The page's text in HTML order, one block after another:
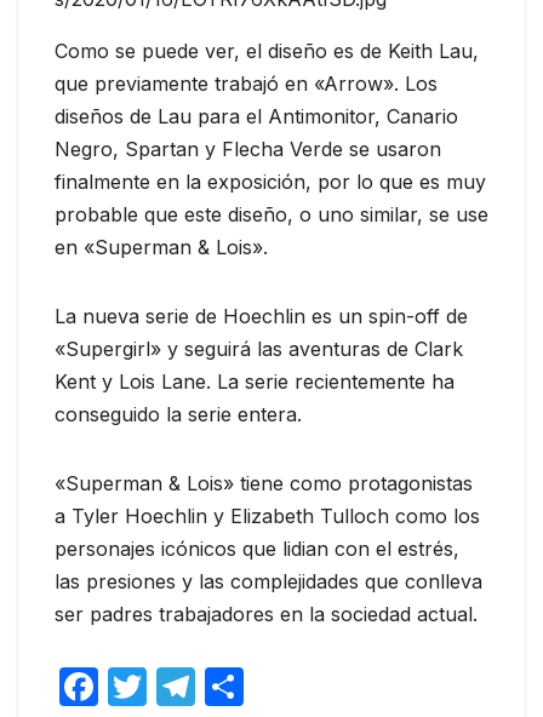
Como se puede ver, el diseño es de Keith Lau,
que previamente trabajó en «Arrow». Los
diseños de Lau para el Antimonitor, Canario
Negro, Spartan y Flecha Verde se usaron
finalmente en la exposición, por lo que es muy
probable que este diseño, o uno similar, se use
en «Superman & Lois».
La nueva serie de Hoechlin es un spin-off de
«Supergirl» y seguirá las aventuras de Clark
Kent y Lois Lane. La serie recientemente ha
conseguido la serie entera.
«Superman & Lois» tiene como protagonistas
a Tyler Hoechlin y Elizabeth Tulloch como los
personajes icónicos que lidian con el estrés,
las presiones y las complejidades que conlleva
ser padres trabajadores en la sociedad actual.
F
T
T